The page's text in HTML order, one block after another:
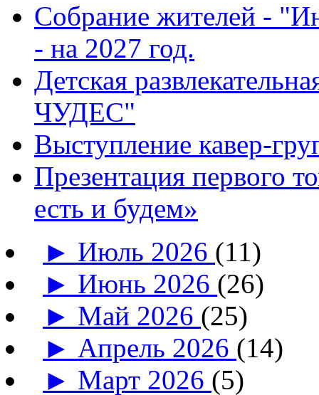
Собрание жителей -
- на 2027 год.
Детская
ЧУДЕС"
Выступление кавер-
Презентация первого
есть и будем»
► Июль 2026 (11)
► Июнь 2026 (26)
► Май 2026 (25)
► Апрель 2026 (14)
► Март 2026 (5)